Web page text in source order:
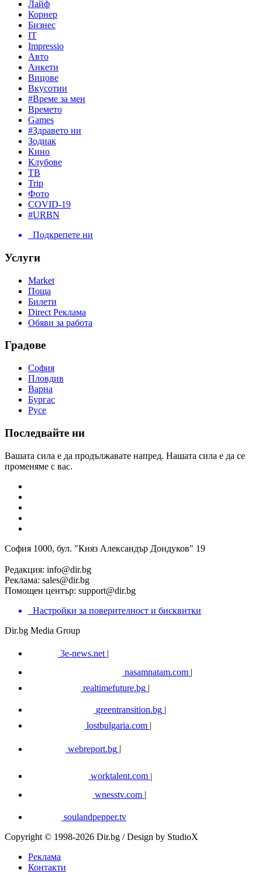
Лайф
Корнер
Бизнес
IT
Impressio
Авто
Анкети
Вицове
Вкусотии
#Време за мен
Времето
Games
#Здравето ни
Зодиак
Кино
Клубове
ТВ
Trip
Фото
COVID-19
#URBN
Подкрепете ни
Услуги
Market
Поща
Билети
Direct Реклама
Обяви за работа
Градове
София
Пловдив
Варна
Бургас
Русе
Последвайте ни
Вашата сила е да продължавате напред. Нашата сила е да се
променяме с вас.
София 1000, бул. "Княз Александър Дондуков" 19
Редакция: info@dir.bg
Реклама: sales@dir.bg
Помощен център: support@dir.bg
Настройки за поверителност и бисквитки
Dir.bg Media Group
3e-news.net |
nasamnatam.com |
realtimefuture.bg |
greentransition.bg |
lostbulgaria.com |
webreport.bg
worktalent.com |
wnesstv.com |
soulandpepper.tv
Copyright © 1998-2026 Dir.bg / Design by StudioX
Реклама
Контакти